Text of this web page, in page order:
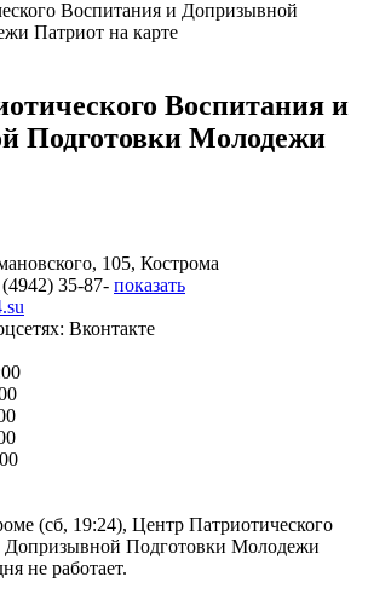
Воспитания и
Подготовки Молодежи
105, Кострома
35-87- показать
Вконтакте
(сб, 19:24), Центр Патриотического
Допризывной Подготовки Молодежи
не работает.